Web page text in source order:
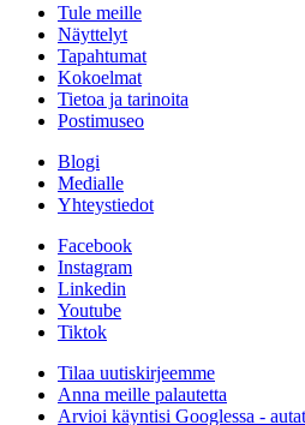
Tule meille
Näyttelyt
Tapahtumat
Kokoelmat
Tietoa ja tarinoita
Postimuseo
Blogi
Medialle
Yhteystiedot
Facebook
Instagram
Linkedin
Youtube
Tiktok
Tilaa uutiskirjeemme
Anna meille palautetta
Arvioi käyntisi Googlessa -